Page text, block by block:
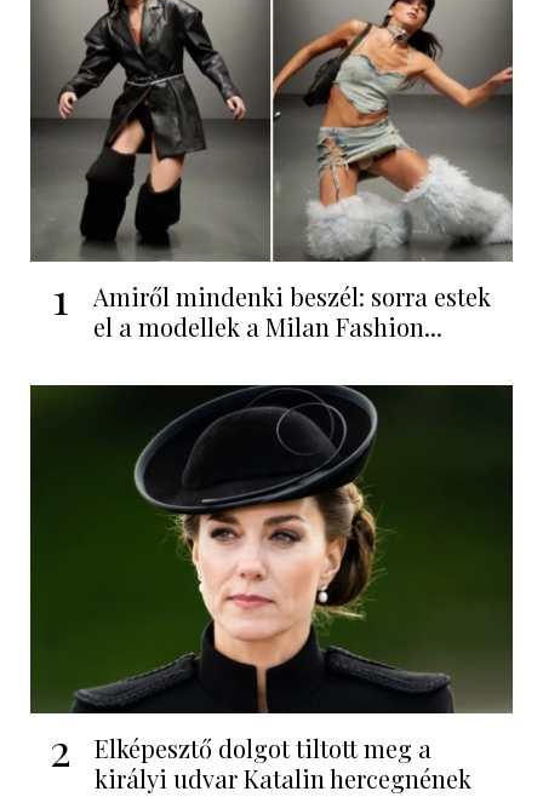
1
Amiről mindenki beszél: sorra estek
el a modellek a Milan Fashion...
2
Elképesztő dolgot tiltott meg a
királyi udvar Katalin hercegnének